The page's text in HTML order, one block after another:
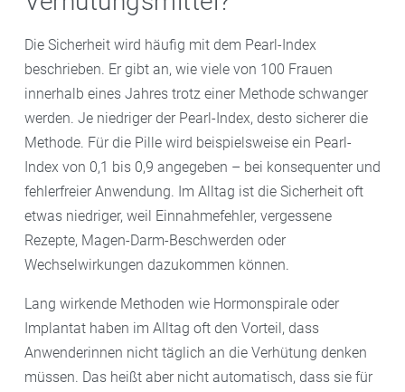
Die Sicherheit wird häufig mit dem Pearl-Index
beschrieben. Er gibt an, wie viele von 100 Frauen
innerhalb eines Jahres trotz einer Methode schwanger
werden. Je niedriger der Pearl-Index, desto sicherer die
Methode. Für die Pille wird beispielsweise ein Pearl-
Index von 0,1 bis 0,9 angegeben – bei konsequenter und
fehlerfreier Anwendung. Im Alltag ist die Sicherheit oft
etwas niedriger, weil Einnahmefehler, vergessene
Rezepte, Magen-Darm-Beschwerden oder
Wechselwirkungen dazukommen können.
Lang wirkende Methoden wie Hormonspirale oder
Implantat haben im Alltag oft den Vorteil, dass
Anwenderinnen nicht täglich an die Verhütung denken
müssen. Das heißt aber nicht automatisch, dass sie für